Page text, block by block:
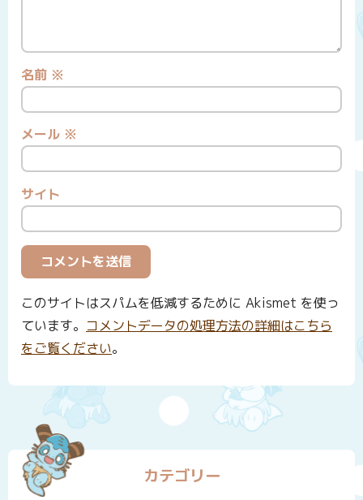
名前 ※
メール ※
サイト
このサイトはスパムを低減するために Akismet を使っ
ています。 コメントデータの処理方法の詳細はこちら
をご覧ください。
カテゴリー